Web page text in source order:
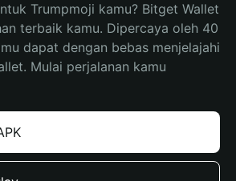
Trumpmoji kamu? Bitget Wallet
terbaik kamu. Dipercaya oleh 40
dapat dengan bebas menjelajahi
Mulai perjalanan kamu